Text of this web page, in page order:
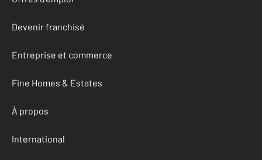
Devenir franchisé
Entreprise et commerce
Fine Homes & Estates
À propos
International